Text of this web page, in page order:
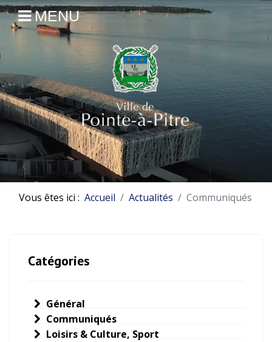
MENU
Vous êtes ici : Accueil Actualités Communiqués
Catégories
Général
Communiqués
Loisirs & Culture, Sport